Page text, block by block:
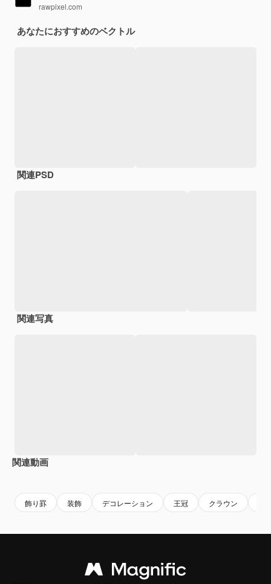
rawpixel.com
あなたにおすすめのベクトル
関連PSD
関連写真
関連動画
飾り罫 装飾 デコレーション 王冠 クラウン